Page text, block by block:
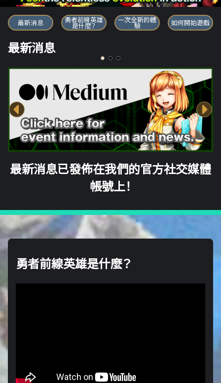
勇者前線英雄
最新消息 勇者前線英雄
是什麼？
一次全新的體
驗 如何開始遊戲
最新消息
最新消息已發佈在我們的官方社交媒體
帳號上！
勇者前線英雄是什麼？